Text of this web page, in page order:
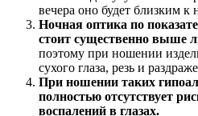
вечера оно будет близким к
Ночная оптика по
стоит существенно выше
поэтому при ношении
сухого глаза, резь и
При ношении таких
полностью отсутствует
воспалений в глазах.